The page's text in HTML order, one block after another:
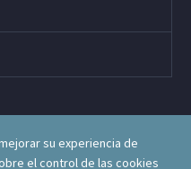
su experiencia de
el control de las cookies